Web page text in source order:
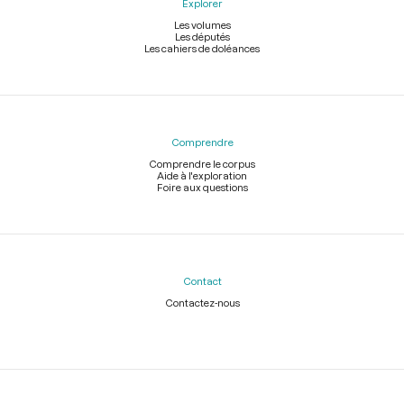
Explorer
Les volumes
Les députés
Les cahiers de doléances
Comprendre
Comprendre le corpus
Aide à l'exploration
Foire aux questions
Contact
Contactez-nous
Légal